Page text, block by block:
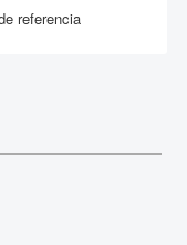
referencia